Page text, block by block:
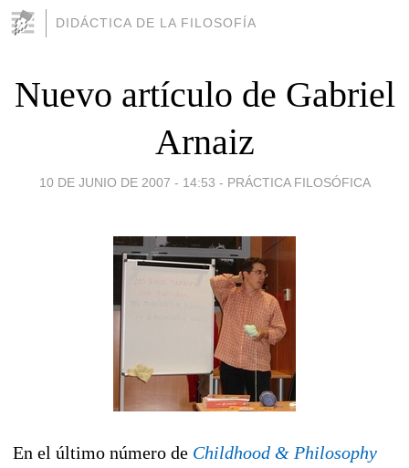
DIDÁCTICA DE LA FILOSOFÍA
Nuevo artículo de Gabriel
Arnaiz
10 DE JUNIO DE 2007 - 14:53 - PRÁCTICA FILOSÓFICA
En el último número de Childhood & Philosophy